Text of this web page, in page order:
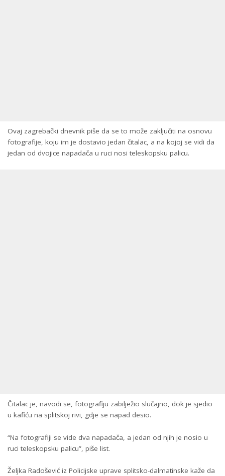
Ovaj zagrebački dnevnik piše da se to može zaključiti na osnovu
fotografije, koju im je dostavio jedan čitalac, a na kojoj se vidi da
jedan od dvojice napadača u ruci nosi teleskopsku palicu.
Čitalac je, navodi se, fotografiju zabilježio slučajno, dok je sjedio
u kafiću na splitskoj rivi, gdje se napad desio.
“Na fotografiji se vide dva napadača, a jedan od njih je nosio u
ruci teleskopsku palicu”, piše list.
Željka Radošević iz Policijske uprave splitsko-dalmatinske kaže da